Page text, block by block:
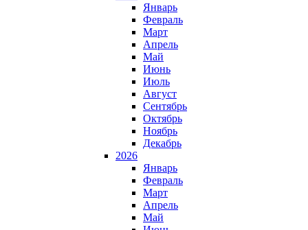
Январь
Февраль
Март
Апрель
Май
Июнь
Июль
Август
Сентябрь
Октябрь
Ноябрь
Декабрь
2026
Январь
Февраль
Март
Апрель
Май